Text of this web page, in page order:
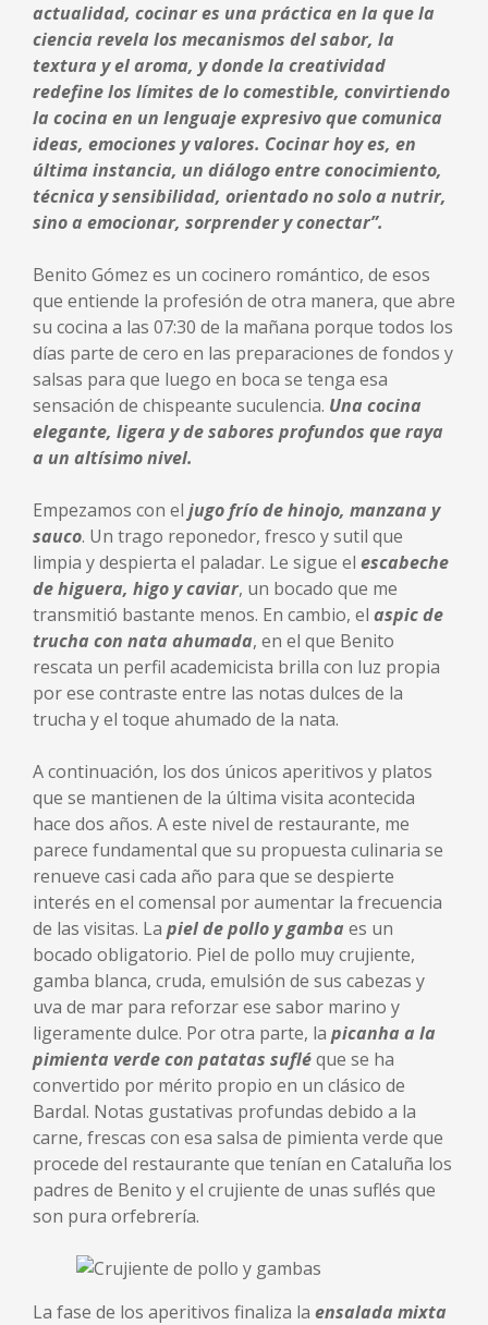
actualidad, cocinar es una práctica en la que la
ciencia revela los mecanismos del sabor, la
textura y el aroma, y donde la creatividad
redefine los límites de lo comestible, convirtiendo
la cocina en un lenguaje expresivo que comunica
ideas, emociones y valores. Cocinar hoy es, en
última instancia, un diálogo entre conocimiento,
técnica y sensibilidad, orientado no solo a nutrir,
sino a emocionar, sorprender y conectar”.
Benito Gómez es un cocinero romántico, de esos
que entiende la profesión de otra manera, que abre
su cocina a las 07:30 de la mañana porque todos los
días parte de cero en las preparaciones de fondos y
salsas para que luego en boca se tenga esa
sensación de chispeante suculencia. Una cocina
elegante, ligera y de sabores profundos que raya
a un altísimo nivel.
Empezamos con el jugo frío de hinojo, manzana y
sauco. Un trago reponedor, fresco y sutil que
limpia y despierta el paladar. Le sigue el escabeche
de higuera, higo y caviar, un bocado que me
transmitió bastante menos. En cambio, el aspic de
trucha con nata ahumada, en el que Benito
rescata un perfil academicista brilla con luz propia
por ese contraste entre las notas dulces de la
trucha y el toque ahumado de la nata.
A continuación, los dos únicos aperitivos y platos
que se mantienen de la última visita acontecida
hace dos años. A este nivel de restaurante, me
parece fundamental que su propuesta culinaria se
renueve casi cada año para que se despierte
interés en el comensal por aumentar la frecuencia
de las visitas. La piel de pollo y gamba es un
bocado obligatorio. Piel de pollo muy crujiente,
gamba blanca, cruda, emulsión de sus cabezas y
uva de mar para reforzar ese sabor marino y
ligeramente dulce. Por otra parte, la picanha a la
pimienta verde con patatas sufléque se ha
convertido por mérito propio en un clásico de
Bardal. Notas gustativas profundas debido a la
carne, frescas con esa salsa de pimienta verde que
procede del restaurante que tenían en Cataluña los
padres de Benito y el crujiente de unas suflés que
son pura orfebrería.
La fase de los aperitivos finaliza la ensalada mixta